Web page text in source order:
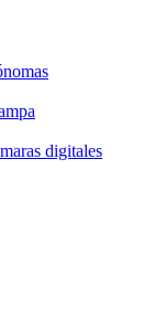
digitales